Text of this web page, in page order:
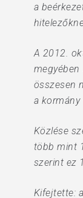
a
A 2012.
összesen
a kormány
Közlése
több mint
szerint ez
Kifejtette: